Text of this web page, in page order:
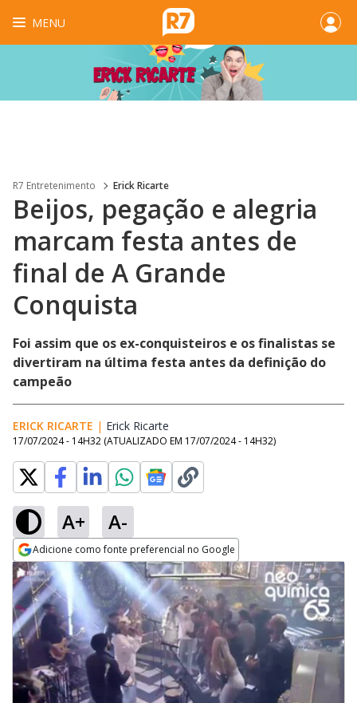
MENU
R7 Entretenimento Erick Ricarte
Beijos, pegação e alegria
marcam festa antes de
final de A Grande
Conquista
Foi assim que os ex-conquisteiros e os finalistas se
divertiram na última festa antes da definição do
campeão
ERICK RICARTE | Erick Ricarte
17/07/2024 - 14H32 (ATUALIZADO EM 17/07/2024 - 14H32)
A+ A-
Adicione como fonte preferencial no Google
Opens in new window